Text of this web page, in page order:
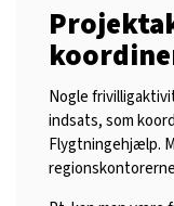
Nogle
indsats, som
Flygtningehjælp.